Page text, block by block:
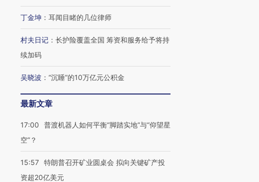
丁金坤 ： 耳闻目睹的几位律师
村夫日记 ： 长护险覆盖全国 筹资和服务给予将持
续加码
吴晓波 ： “沉睡”的10万亿元公积金
最新文章
17:00
普渡机器人如何平衡“脚踏实地”与“仰望星
空”？
15:57 特朗普召开矿业圆桌会 拟向关键矿产投
资超20亿美元